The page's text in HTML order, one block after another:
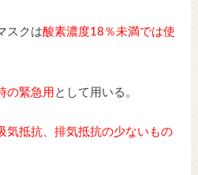
スクは酸素濃度18％未満では使
の緊急用 として用いる。
気抵抗、排気抵抗の少ないもの